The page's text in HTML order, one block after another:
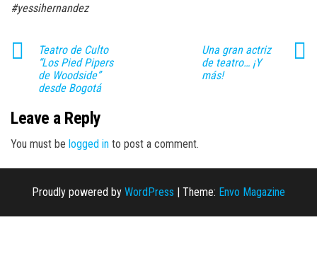
#yessihernandez
Teatro de Culto
“Los Pied Pipers
de Woodside”
desde Bogotá
Una gran actriz
de teatro… ¡Y
más!
Leave a Reply
You must be logged in to post a comment.
Proudly powered by WordPress | Theme: Envo Magazine